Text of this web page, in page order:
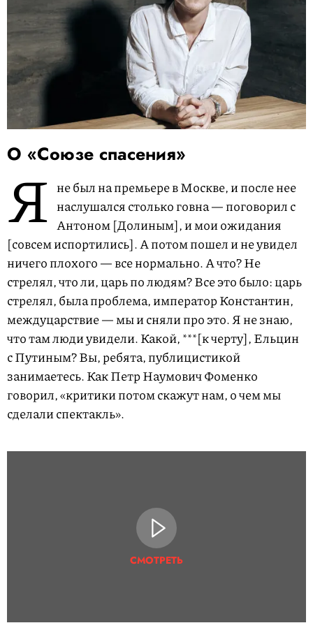
О «Союзе спасения»
Я не был на премьере в Москве, и после нее
наслушался столько говна — поговорил с
Антоном [Долиным], и мои ожидания
[совсем испортились]. А потом пошел и не увидел
ничего плохого — все нормально. А что? Не
стрелял, что ли, царь по людям? Все это было: царь
стрелял, была проблема, император Константин,
междуцарствие — мы и сняли про это. Я не знаю,
что там люди увидели. Какой, ***[к черту], Ельцин
с Путиным? Вы, ребята, публицистикой
занимаетесь. Как Петр Наумович Фоменко
говорил, «критики потом скажут нам, о чем мы
сделали спектакль».
СМОТРЕТЬ